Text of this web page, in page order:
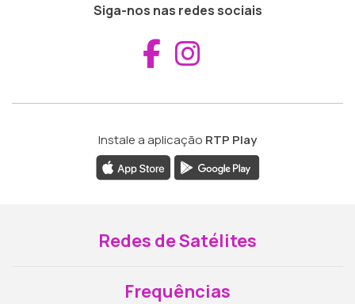
Siga-nos nas redes sociais
Aceder ao
Instale a aplicação RTP Play
Redes de Satélites
Frequências